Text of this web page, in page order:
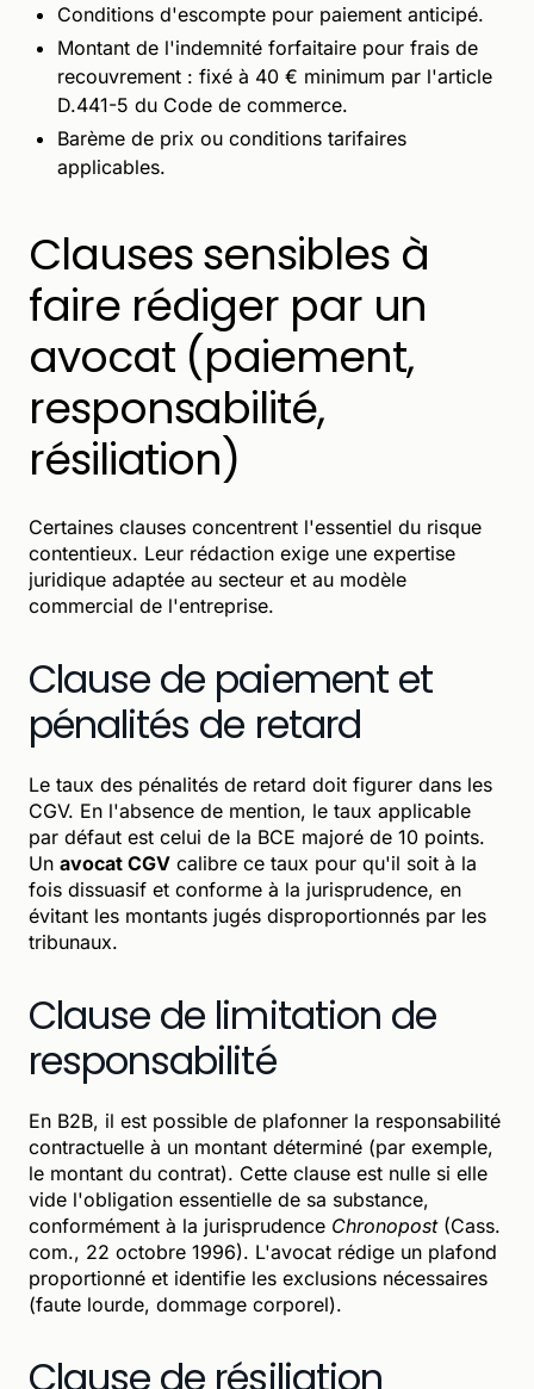
Conditions d'escompte pour paiement anticipé.
Montant de l'indemnité forfaitaire pour frais de
recouvrement : fixé à 40 € minimum par l'article
D.441-5 du Code de commerce.
Barème de prix ou conditions tarifaires
applicables.
Clauses sensibles à
faire rédiger par un
avocat (paiement,
responsabilité,
résiliation)
Certaines clauses concentrent l'essentiel du risque
contentieux. Leur rédaction exige une expertise
juridique adaptée au secteur et au modèle
commercial de l'entreprise.
Clause de paiement et
pénalités de retard
Le taux des pénalités de retard doit figurer dans les
CGV. En l'absence de mention, le taux applicable
par défaut est celui de la BCE majoré de 10 points.
Un avocat CGV calibre ce taux pour qu'il soit à la
fois dissuasif et conforme à la jurisprudence, en
évitant les montants jugés disproportionnés par les
tribunaux.
Clause de limitation de
responsabilité
En B2B, il est possible de plafonner la responsabilité
contractuelle à un montant déterminé (par exemple,
le montant du contrat). Cette clause est nulle si elle
vide l'obligation essentielle de sa substance,
conformément à la jurisprudence Chronopost(Cass.
com., 22 octobre 1996). L'avocat rédige un plafond
proportionné et identifie les exclusions nécessaires
(faute lourde, dommage corporel).
Clause de résiliation